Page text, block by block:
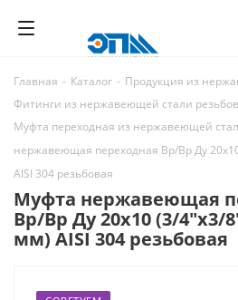
Главная - Каталог - Продукция из
Фитинги из нержавеющей стали
Муфта переходная из нержавеющей
нержавеющая переходная Вр/Вр Ду
AISI 304 резьбовая
Муфта нержавеющая
Вр/Вр Ду 20x10 (3/4"x3/
мм) AISI 304 резьбовая